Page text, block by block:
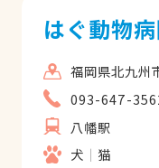
はぐ動物
福岡県北九
093-647-
八幡駅
犬
猫